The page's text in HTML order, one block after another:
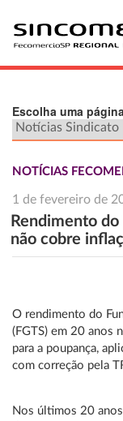
Escolha uma
NOTÍCIAS
1 de fevereiro de
Rendimento
não cobre
O rendimento do
(FGTS) em 20 anos
para a poupança,
com correção pela
Nos últimos 20